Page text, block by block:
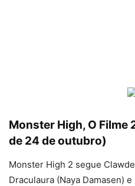
Monster High, O
de 24 de outubro)
Monster High 2 segue
Draculaura (Naya Damasen)